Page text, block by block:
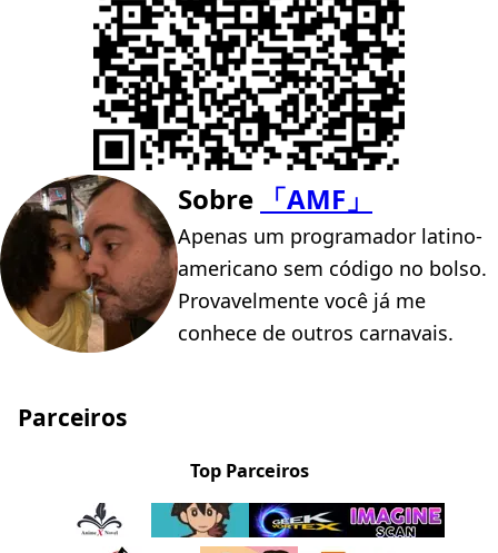
Sobre 「AMF」
Apenas um programador latino-
americano sem código no bolso.
Provavelmente você já me
conhece de outros carnavais.
Parceiros
Top Parceiros